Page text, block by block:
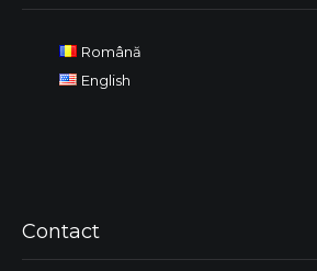
Română
English
Contact